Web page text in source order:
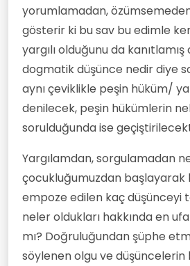
yorumlamadan, özümsemeden
gösterir ki bu sav bu edimle
yargılı olduğunu da kanıtlamış
dogmatik düşünce nedir diye
aynı çeviklikle peşin hüküm/
denilecek, peşin hükümlerin
sorulduğunda ise
Yargılamdan, sorgulamadan
çocukluğumuzdan
empoze edilen kaç düşünceyi
neler oldukları hakkında en
mı? Doğruluğundan şüphe
söylenen olgu ve